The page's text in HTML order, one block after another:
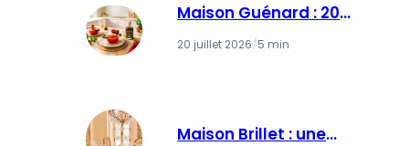
Maison Guénard : 200
service des huiles
20 juillet 2026/5 min
Maison Brillet : une